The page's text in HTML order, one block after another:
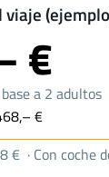
viaje
€
a 2 adultos
€
€ · Con coche